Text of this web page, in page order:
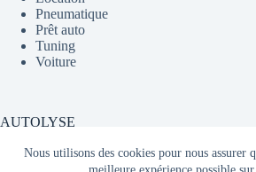
Nous utilisons des cookies pour nous assurer
Pneumatique
Prêt auto
Tuning
Voiture
AUTOLYSE